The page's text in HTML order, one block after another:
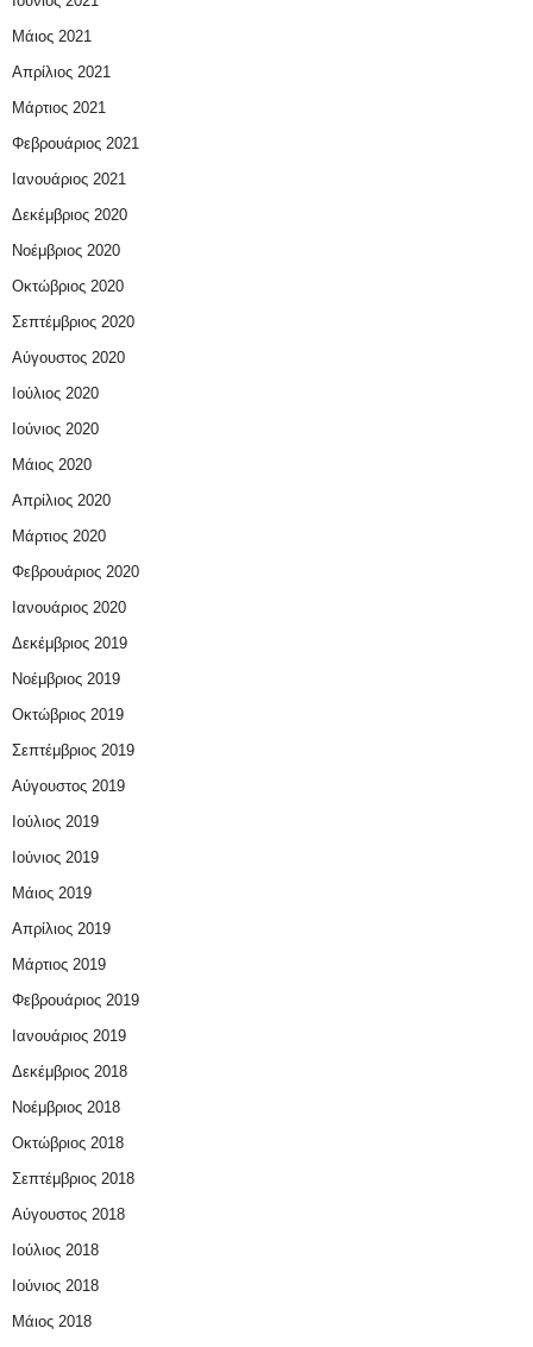
Μάιος 2021
Απρίλιος 2021
Μάρτιος 2021
Φεβρουάριος 2021
Ιανουάριος 2021
Δεκέμβριος 2020
Νοέμβριος 2020
Οκτώβριος 2020
Σεπτέμβριος 2020
Αύγουστος 2020
Ιούλιος 2020
Ιούνιος 2020
Μάιος 2020
Απρίλιος 2020
Μάρτιος 2020
Φεβρουάριος 2020
Ιανουάριος 2020
Δεκέμβριος 2019
Νοέμβριος 2019
Οκτώβριος 2019
Σεπτέμβριος 2019
Αύγουστος 2019
Ιούλιος 2019
Ιούνιος 2019
Μάιος 2019
Απρίλιος 2019
Μάρτιος 2019
Φεβρουάριος 2019
Ιανουάριος 2019
Δεκέμβριος 2018
Νοέμβριος 2018
Οκτώβριος 2018
Σεπτέμβριος 2018
Αύγουστος 2018
Ιούλιος 2018
Ιούνιος 2018
Μάιος 2018